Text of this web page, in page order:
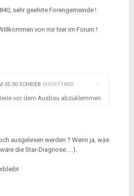
sehr geehrte Forengemeinde !
von mir hier im Forum !
05:30 SCHRIEB SHORTY840:
vor dem Ausbau abzuklemmen
ausgelesen werden ? Wenn ja, was
die Star-Diagnose.....).